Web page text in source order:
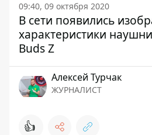
09:40, 09 октября 2020
В сети появились
характеристики
Buds Z
Алексей Турчак
ЖУРНАЛИСТ
👍